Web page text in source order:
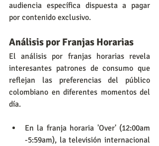
audiencia específica dispuesta a pagar
por contenido exclusivo.
Análisis por Franjas Horarias
El análisis por franjas horarias revela
interesantes patrones de consumo que
reflejan las preferencias del público
colombiano en diferentes momentos del
día.
En la franja horaria 'Over' (12:00am
-5:59am), la televisión internacional